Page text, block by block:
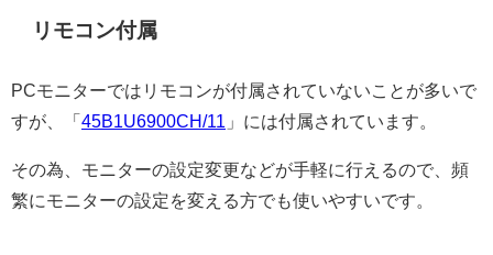
リモコン付属
PCモニターではリモコンが付属されていないことが多いで
すが、「 45B1U6900CH/11 」には付属されています。
その為、モニターの設定変更などが手軽に行えるので、頻
繁にモニターの設定を変える方でも使いやすいです。